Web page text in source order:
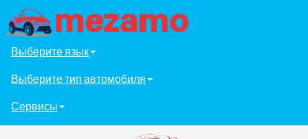
Выберите язык
Выберите тип автомобиля
Сервисы